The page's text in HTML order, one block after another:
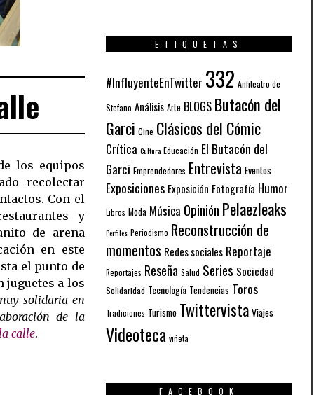
los equipos
recolectar
Con el
y
de arena
en este
el punto de
juguetes a los
solidaria en
de la
calle.
ETIQUETAS
#InfluyenteEnTwitter 332 Anfiteatro de
Stefano Análisis Arte BLOGS Butacón del
Garci Cine Clásicos del Cómic
Crítica Cultura Educación El Butacón del
Garci Emprendedores Entrevista Eventos
Exposiciones Exposición Fotografía Humor
Libros Moda Música Opinión Pelaezleaks
Perfiles Periodismo Reconstrucción de
momentos Redes sociales Reportaje
Reportajes Reseña Salud Series Sociedad
Solidaridad Tecnología Tendencias Toros
Tradiciones Turismo Twittervista Viajes
Videoteca viñeta
FACEBOOK